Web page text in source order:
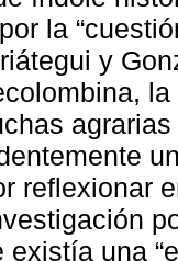
la
y
reflexionar
existía una